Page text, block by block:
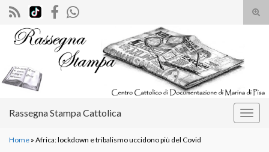
il
Search for:
Rassegna Stampa Cattolica
Home » Africa: lockdown e tribalismo uccidono più del Covid